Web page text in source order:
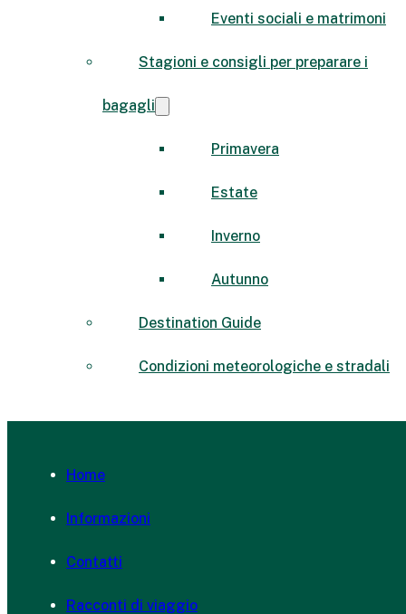
Eventi sociali e matrimoni
Stagioni e consigli per preparare i
bagagli
Primavera
Estate
Inverno
Autunno
Destination Guide
Condizioni meteorologiche e stradali
Home
Informazioni
Contatti
Racconti di viaggio